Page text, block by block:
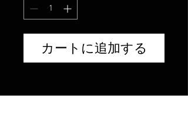
カートに追加する